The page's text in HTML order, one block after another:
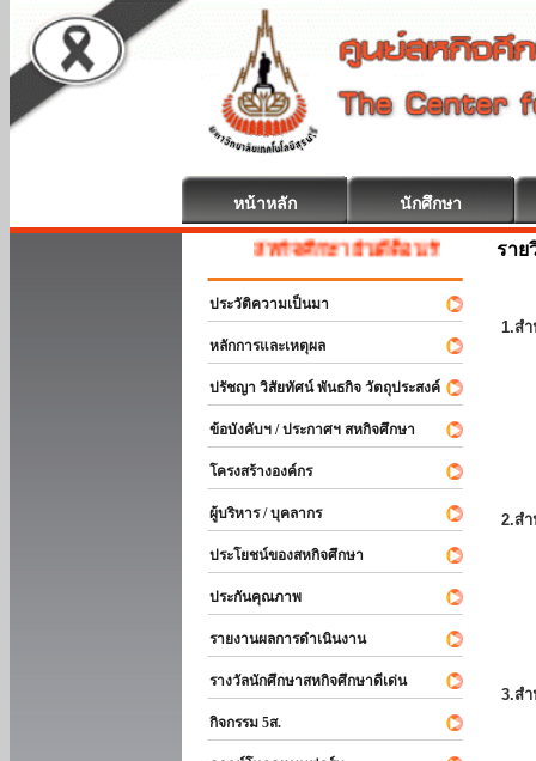
หน้าหลัก นักศึกษา
สหกิจศึกษา ยินดีต้อนรับ
ประวัติความเป็นมา
หลักการและเหตุผล
ปรัชญา วิสัยทัศน์ พันธกิจ วัตถุประสงค์
ข้อบังคับฯ / ประกาศฯ สหกิจศึกษา
โครงสร้างองค์กร
ผู้บริหาร / บุคลากร
ประโยชน์ของสหกิจศึกษา
ประกันคุณภาพ
รายงานผลการดำเนินงาน
รางวัลนักศึกษาสหกิจศึกษาดีเด่น
กิจกรรม 5ส.
ราย
1.ส
2.ส
3.ส